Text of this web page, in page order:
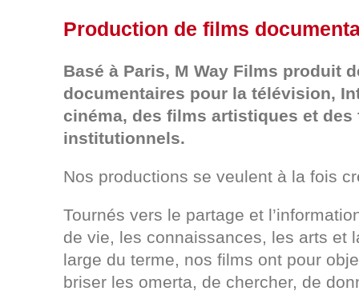
Production de films
Basé à Paris, M Way Films produit
documentaires pour la télévision,
cinéma, des films artistiques et des
institutionnels.
Nos productions se veulent à la fois
Tournés vers le partage et
de vie, les connaissances, les arts et
large du terme, nos films ont pour
briser les omerta, de chercher, de